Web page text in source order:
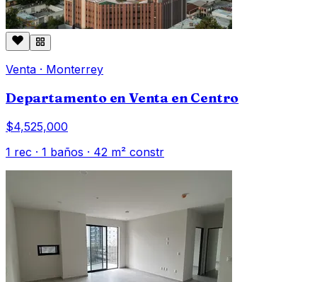
Venta · Monterrey
Departamento en Venta en Centro
$4,525,000
1 rec · 1 baños · 42 m² constr